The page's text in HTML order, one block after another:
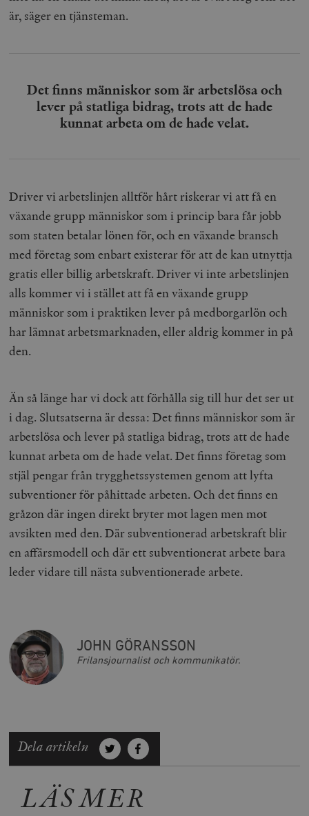
är, säger en tjänsteman.
Det finns människor som är arbetslösa och
lever på statliga bidrag, trots att de hade
kunnat arbeta om de hade velat.
Driver vi arbetslinjen alltför hårt riskerar vi att få en
växande grupp människor som i princip bara får jobb
som staten betalar lönen för, och en växande bransch
med företag som enbart existerar för att de kan utnyttja
gratis eller billig arbetskraft. Driver vi inte arbetslinjen
alls kommer vi i stället att få en växande grupp
människor som i praktiken lever på medborgarlön och
har lämnat arbetsmarknaden, eller aldrig kommer in på
den.
Än så länge har vi dock att förhålla sig till hur det ser ut
i dag. Slutsatserna är dessa: Det finns människor som är
arbetslösa och lever på statliga bidrag, trots att de hade
kunnat arbeta om de hade velat. Det finns företag som
stjäl pengar från trygghetssystemen genom att lyfta
subventioner för påhittade arbeten. Och det finns en
gråzon där ingen direkt bryter mot lagen men mot
avsikten med den. Där subventionerad arbetskraft blir
en affärsmodell och där ett subventionerat arbete bara
leder vidare till nästa subventionerade arbete.
JOHN GÖRANSSON
Frilansjournalist och kommunikatör.
Dela artikeln
LÄS MER